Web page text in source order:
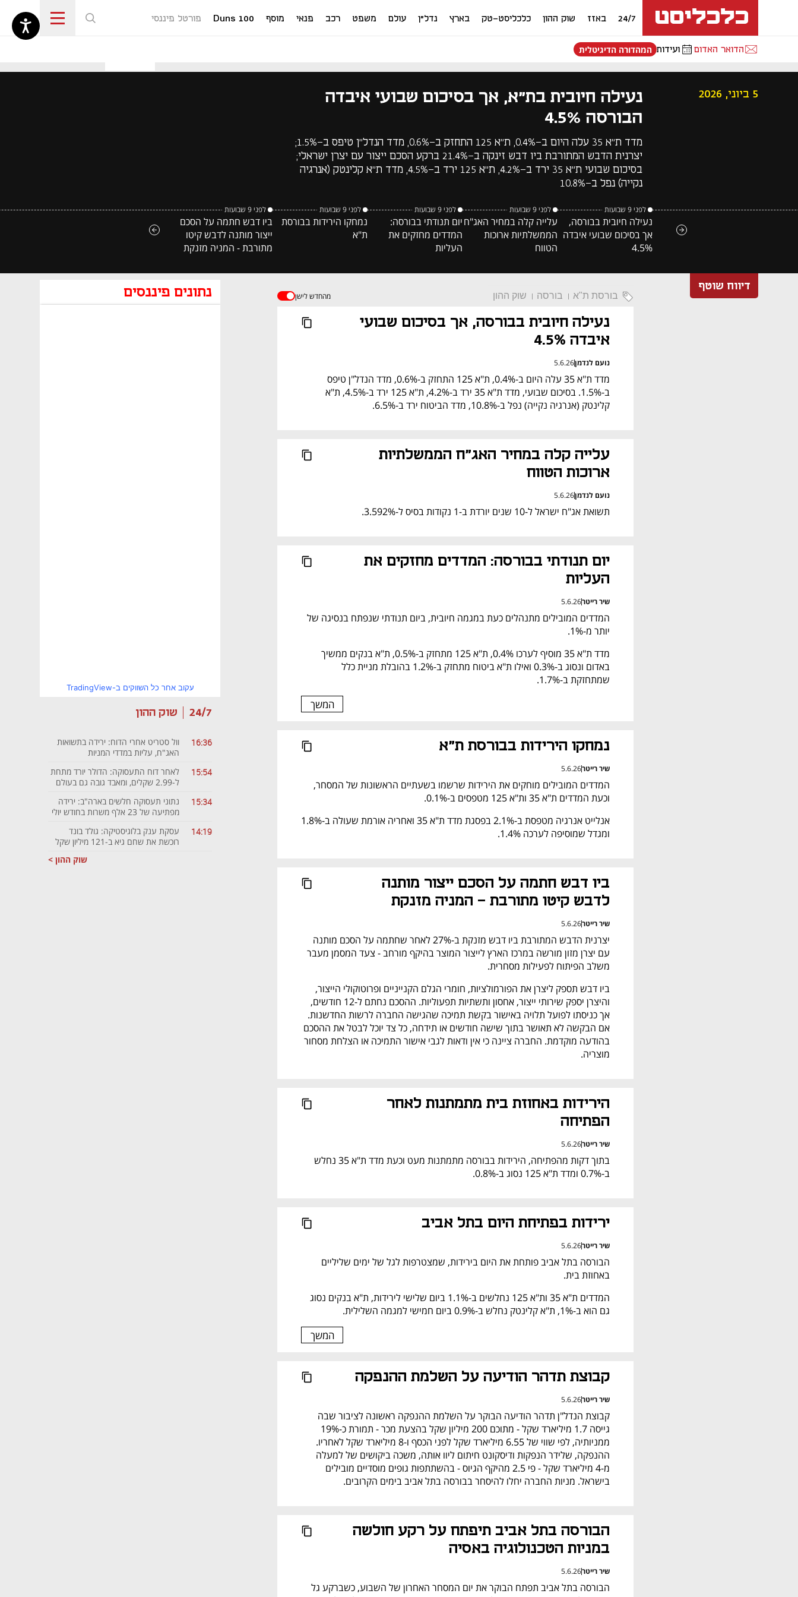
24/7 באזז שוק ההון כלכליסט-טק בארץ נדל"ן עולם משפט רכב פנאי מוסף Duns 100 פורטל פיננסי
הדואר האדום ועידות
נפתח בכרטיסייה חדשה
המהדורה הדיגיטלית
נעילה חיובית בת"א, אך בסיכום שבועי איבדה
הבורסה 4.5%
מדד ת"א 35 עלה היום ב-0.4%, ת"א 125 התחזק ב-0.6%, מדד הנדל"ן טיפס ב-1.5%;
יצרנית הדבש המתורבת ביו דבש זינקה ב-21.4% ברקע הסכם ייצור עם יצרן ישראלי;
בסיכום שבועי ת"א 35 ירד ב-4.2%, ת"א 125 ירד ב-4.5%, מדד ת"א קלינטק (אנרגיה
נקייה) נפל ב-10.8%
5 ביוני, 2026
לפני 9 שבועות
נעילה חיובית בבורסה,
אך בסיכום שבועי איבדה
4.5%
לפני 9 שבועות
עלייה קלה במחיר האג"ח
הממשלתיות ארוכות
הטווח
לפני 9 שבועות
יום תנודתי בבורסה:
המדדים מחזקים את
העליות
לפני 9 שבועות
נמחקו הירידות בבורסת
ת"א
לפני 9 שבועות
ביו דבש חתמה על הסכם
ייצור מותנה לדבש קיטו
מתורבת - המניה מזנקת
דיווח שוטף נתונים פיננסים
עקוב אחר כל השווקים ב-TradingView
24/7 שוק ההון
16:36
וול סטריט אחרי הדוח: ירידה בתשואות
האג"ח, עליות במדדי המניות
15:54
לאחר דוח התעסוקה: הדולר יורד מתחת
ל-2.99 שקלים, ומאבד גובה גם בעולם
15:34
נתוני תעסוקה חלשים בארה"ב: ירידה
מפתיעה של 23 אלף משרות בחודש יולי
14:19
עסקת ענק בלוגיסטיקה: גולד בונד
רוכשת את שחם גיא ב-121 מיליון שקל
שוק ההון >
בורסת ת"א בורסה שוק ההון מהחדש לישן
איבדה 4.5%
נועם לנדמן5.6.26
קלינטק (אנרגיה נקייה) נפל ב-10.8%, מדד הביטוח ירד ב-6.5%.
ארוכות הטווח
נועם לנדמן5.6.26
תשואת אג"ח ישראל ל-10 שנים יורדת ב-1 נקודות בסיס ל-3.592%.
העליות
שיר רייטר5.6.26
יותר מ-1%.
שמתחזקת ב-1.7%.
המשך
נמחקו הירידות בבורסת ת"א
שיר רייטר5.6.26
וכעת המדדים ת"א 35 ות"א 125 מטפסים ב-0.1%.
ומגדל שמוסיפה לערכה 1.4%.
לדבש קיטו מתורבת - המניה מזנקת
שיר רייטר5.6.26
משלב הפיתוח לפעילות מסחרית.
מוצריה.
הפתיחה
שיר רייטר5.6.26
ב-0.7% ומדד ת"א 125 נסוג ב-0.8%.
ירידות בפתיחת היום בתל אביב
שיר רייטר5.6.26
באחוזת בית.
גם הוא ב-1%, ת"א קלינטק נחלש ב-0.9% ביום חמישי למגמה השלילית.
המשך
קבוצת תדהר הודיעה על השלמת ההנפקה
שיר רייטר5.6.26
בישראל. מניות החברה יחלו להיסחר בבורסה בתל אביב בימים הקרובים.
במניות הטכנולוגיה באסיה
שיר רייטר5.6.26